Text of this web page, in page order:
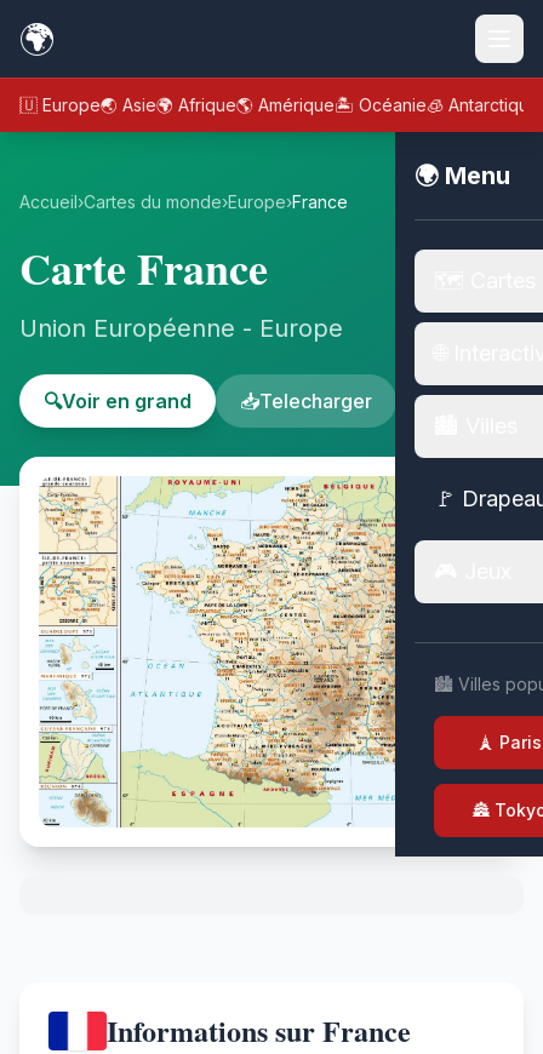
🌍
🇪🇺 Europe🌏 Asie🌍 Afrique🌎 Amérique🏝️ Océanie🧊 Antarctique
🌍 Menu
🚩
🏙️ Villes
🗼 Paris
🏯
Accueil›Cartes du monde›Europe›France
Carte France
Union Européenne - Europe
🔍Voir en grand 📥Telecharger
Informations sur France